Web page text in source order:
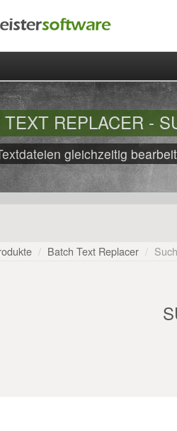
TEXT REPLACER -
gleichzeitig
Batch Text Replacer